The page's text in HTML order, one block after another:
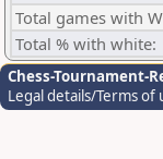
Total games with
Total % with white:
Chess-Tournament-
Legal details/Terms of